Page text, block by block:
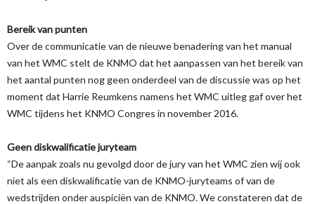
Bereik van punten
Over de communicatie van de nieuwe benadering van het manual
van het WMC stelt de KNMO dat het aanpassen van het bereik van
het aantal punten nog geen onderdeel van de discussie was op het
moment dat Harrie Reumkens namens het WMC uitleg gaf over het
WMC tijdens het KNMO Congres in november 2016.
Geen diskwalificatie juryteam
“De aanpak zoals nu gevolgd door de jury van het WMC zien wij ook
niet als een diskwalificatie van de KNMO-juryteams of van de
wedstrijden onder auspiciën van de KNMO. We constateren dat de